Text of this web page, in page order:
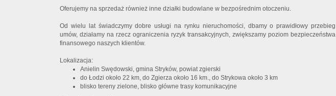
Oferujemy na sprzedaż również inne działki budowlane w bezpośrednim otoczeniu.
Od wielu lat świadczymy dobre usługi na rynku nieruchomości, dbamy o prawidłowy przebieg
umów, działamy na rzecz ograniczenia ryzyk transakcyjnych, zwiększamy poziom bezpieczeństwa
finansowego naszych klientów.
Lokalizacja:
Anielin Swędowski, gmina Stryków, powiat zgierski
do Łodzi około 22 km, do Zgierza około 16 km., do Strykowa około 3 km
blisko tereny zielone, blisko główne trasy komunikacyjne